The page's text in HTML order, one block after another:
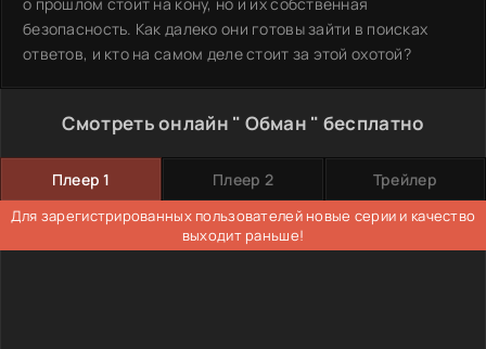
безопасность. Как далеко они готовы зайти в поисках
ответов, и кто на самом деле стоит за этой охотой?
Смотреть онлайн " Обман " бесплатно
Плеер 1 Плеер 2 Трейлер
Для зарегистрированных пользователей новые серии и качество
выходит раньше!